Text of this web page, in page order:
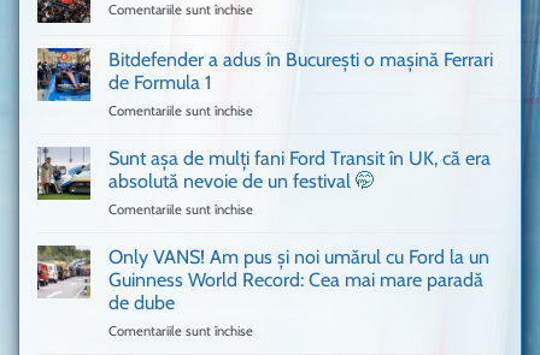
Comentariile sunt închise
Ferrari
cum
văzut
Bitdefender a adus în București o mașină Ferrari
de Formula 1
Comentariile sunt închise
a
în
mașină
Ferrari
Sunt așa de mulți fani Ford Transit în UK, că era
absolută nevoie de un festival 🤭
Comentariile sunt închise
așa
mulți
Only VANS! Am pus și noi umărul cu Ford la un
Guinness World Record: Cea mai mare paradă
de dube
Comentariile sunt închise